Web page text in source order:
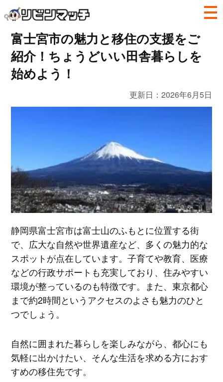
富士宮市の魅力と移住の支援をご
紹介！ちょうどいい田舎暮らしを
始めよう！
更新日：2026年6月5日
静岡県富士宮市は富士山のふもとに位置する街
で、広大な自然や世界遺産など、多くの魅力的な
スポットが点在しています。子育てや教育、医療
などの行政サポートも充実しており、住みやすい
環境が整っているのも特徴です。また、東京都心
まで約2時間というアクセスのよさも魅力のひと
つでしょう。
自然に囲まれた暮らしを楽しみながら、都心にも
気軽に出かけたい、そんな生活を求める方におす
すめの移住先です。